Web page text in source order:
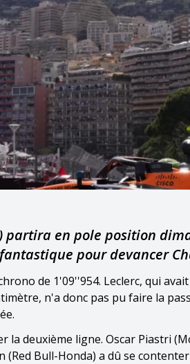
partira en pole position
pour devancer
de 1'09''954. Leclerc, qui
n'a donc pas pu faire la
deuxième ligne. Oscar Piastri
Bull-Honda) a dû se